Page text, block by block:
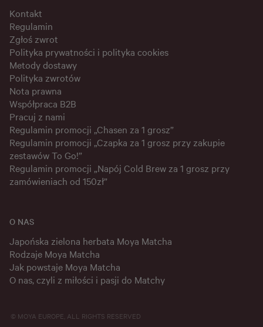
Kontakt
Regulamin
Zgłoś zwrot
Polityka prywatności i polityka cookies
Metody dostawy
Polityka zwrotów
Nota prawna
Współpraca B2B
Pracuj z nami
Regulamin promocji „Chasen za 1 grosz”
Regulamin promocji „Czapka za 1 grosz przy zakupie
zestawów To Go!”
Regulamin promocji „Napój Cold Brew za 1 grosz przy
zamówieniach od 150zł”
O NAS
Japońska zielona herbata Moya Matcha
Rodzaje Moya Matcha
Jak powstaje Moya Matcha
O nas, czyli z miłości i pasji do Matchy
© MOYA EUROPE, ALL RIGHTS RESERVED